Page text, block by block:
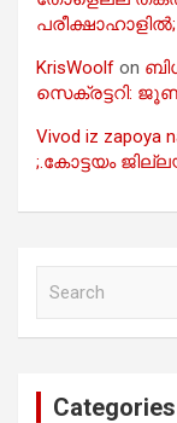
KrisWoolf on
സെക്രട്ടറി:
Vivod iz zapoya
;.കോട്ടയം
Categories